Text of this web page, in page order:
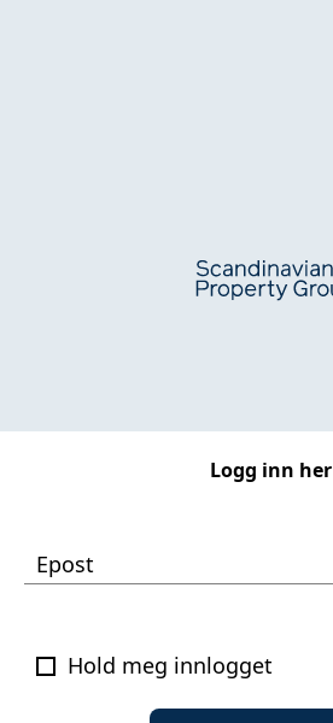
Logg inn her
Epost
Hold meg innlogget